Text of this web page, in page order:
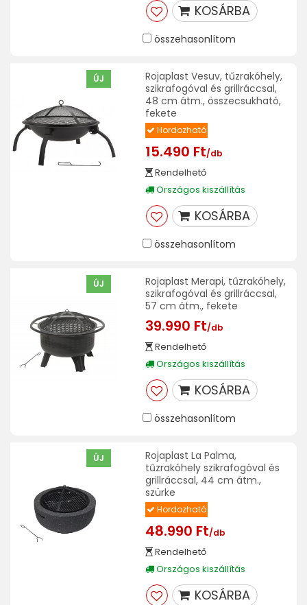
KOSÁRBA
összehasonlítom
ÚJ
Rojaplast Vesuv, tűzrakóhely,
szikrafogóval és grillráccsal,
48 cm átm., összecsukható,
fekete
Hordozható
15.490 Ft/db
Rendelhető
Országos kiszállítás
KOSÁRBA
összehasonlítom
ÚJ
Rojaplast Merapi, tűzrakóhely,
szikrafogóval és grillráccsal,
57 cm átm., fekete
39.990 Ft/db
Rendelhető
Országos kiszállítás
KOSÁRBA
összehasonlítom
ÚJ
Rojaplast La Palma,
tűzrakóhely szikrafogóval és
grillráccsal, 44 cm átm.,
szürke
Hordozható
48.990 Ft/db
Rendelhető
Országos kiszállítás
KOSÁRBA